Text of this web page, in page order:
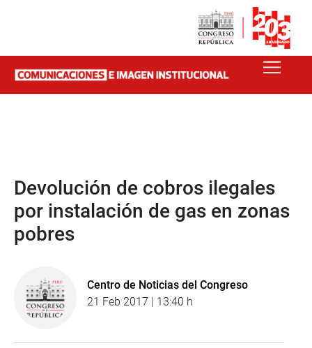
Devolución de cobros ilegales
por instalación de gas en zonas
pobres
Centro de Noticias del Congreso
21 Feb 2017 | 13:40 h